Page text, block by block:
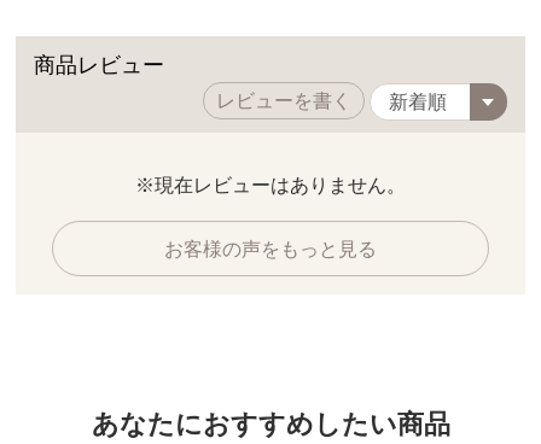
商品レビュー
レビューを書く
※現在レビューはありません。
お客様の声をもっと見る
あなたにおすすめしたい商品